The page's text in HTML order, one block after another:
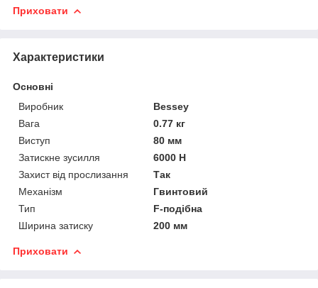
Приховати
Характеристики
Основні
Виробник
Bessey
Вага
0.77 кг
Виступ
80 мм
Затискне зусилля
6000 Н
Захист від прослизання
Так
Механізм
Гвинтовий
Тип
F-подібна
Ширина затиску
200 мм
Приховати